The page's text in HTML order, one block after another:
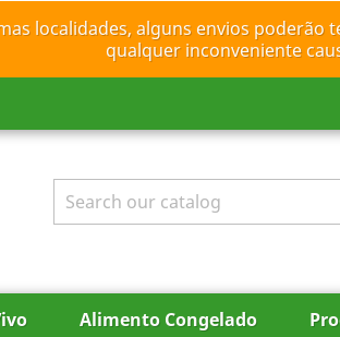
localidades, alguns envios
qualquer inconveniente
Alimento Congelado